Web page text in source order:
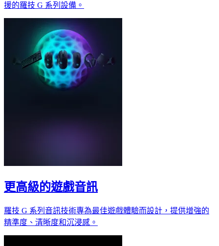
援的羅技 G 系列設備。
更高級的遊戲音訊
羅技 G 系列音訊技術專為最佳遊戲體驗而設計，提供增強的
精準度、清晰度和沉浸感。